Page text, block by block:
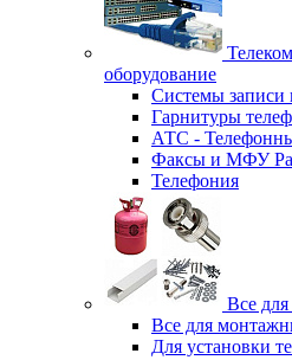
оборудование
Системы
Гарнитуры
АТС -
Факсы и МФУ
Телефония
Все
Все для
Для установки